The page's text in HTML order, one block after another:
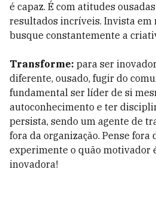
é capaz. É com atitudes
resultados incríveis. Invista em
busque constantemente a
Transforme: para ser
diferente, ousado, fugir do
fundamental ser líder de si
autoconhecimento e ter
persista, sendo um agente de
fora da organização. Pense fora
experimente o quão motivador
inovadora!